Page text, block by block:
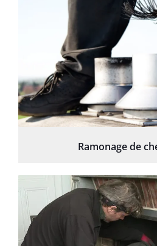
Ramonage de